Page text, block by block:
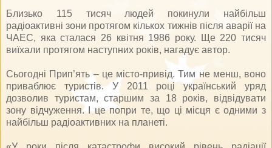
Близько 115 тисяч людей покинули найбільш
радіоактивні зони протягом кількох тижнів після аварії на
ЧАЕС, яка сталася 26 квітня 1986 року. Ще 220 тисяч
виїхали протягом наступних років, нагадує автор.
Сьогодні Прип’ять – це місто-привід. Тим не менш, воно
приваблює туристів. У 2011 році український уряд
дозволив туристам, старшим за 18 років, відвідувати
зону відчуження. І це попри те, що ці місця є одними з
найбільш радіоактивних на планеті.